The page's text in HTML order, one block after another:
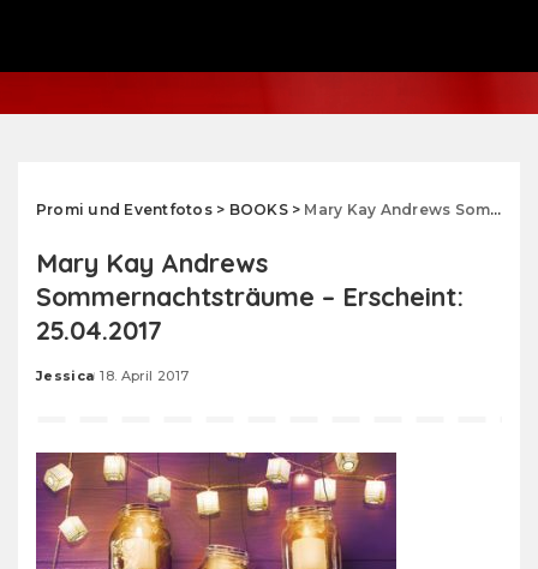
Promi und Eventfotos> BOOKS> Mary Kay Andrews Sommernachtsträume – Erscheint: 25.04.2017
Mary Kay Andrews
Sommernachtsträume – Erscheint:
25.04.2017
Posted
Jessica 18. April 2017